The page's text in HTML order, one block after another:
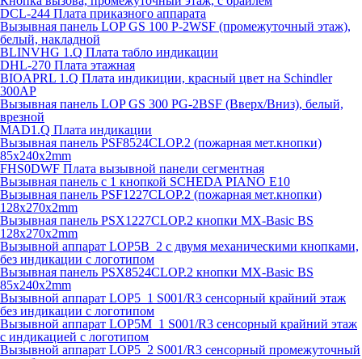
DCL-244 Плата приказного аппарата
Вызывная панель LOP GS 100 P-2WSF (промежуточный этаж),
белый, накладной
BLINVHG 1.Q Плата табло индикации
DHL-270 Плата этажная
BIOAPRL 1.Q Плата индикиции, красный цвет на Schindler
300AP
Вызывная панель LOP GS 300 PG-2BSF (Вверх/Вниз), белый,
врезной
MAD1.Q Плата индикации
Вызывная панель PSF8524CLOP.2 (пожарная мет.кнопки)
85х240х2mm
FHS0DWF Плата вызывной панели сегментная
Вызывная панель с 1 кнопкой SCHEDA PIANO E10
Вызывная панель PSF1227CLOP.2 (пожарная мет.кнопки)
128х270х2mm
Вызывная панель PSX1227CLOP.2 кнопки MX-Basic BS
128х270х2mm
Вызывной аппарат LOP5B_2 с двумя механическими кнопками,
без индикации с логотипом
Вызывная панель PSX8524CLOP.2 кнопки MX-Basic BS
85х240х2mm
Вызывной аппарат LOP5_1 S001/R3 сенсорный крайний этаж
без индикации с логотипом
Вызывной аппарат LOP5M_1 S001/R3 сенсорный крайний этаж
с индикацией с логотипом
Вызывной аппарат LOP5_2 S001/R3 сенсорный промежуточный